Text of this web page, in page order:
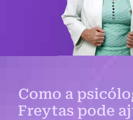
Como a
Freytas pode